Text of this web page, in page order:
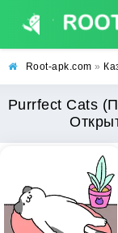
Root-apk.com »
Purrfect Cats